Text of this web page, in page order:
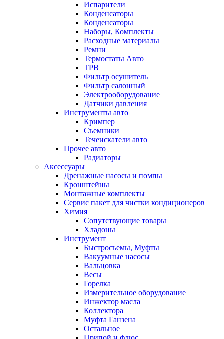
Испарители
Конденсаторы
Конденсаторы
Наборы, Комплекты
Расходные материалы
Ремни
Термостаты Авто
ТРВ
Фильтр осушитель
Фильтр салонный
Электрооборудование
Датчики давления
Инструменты авто
Кримпер
Съемники
Течеискатели авто
Прочее авто
Радиаторы
Аксессуары
Дренажные насосы и помпы
Кронштейны
Монтажные комплекты
Сервис пакет для чистки кондиционеров
Химия
Сопутствующие товары
Хладоны
Инструмент
Быстросъемы, Муфты
Вакуумные насосы
Вальцовка
Весы
Горелка
Измерительное оборудование
Инжектор масла
Коллектора
Муфта Ганзена
Остальное